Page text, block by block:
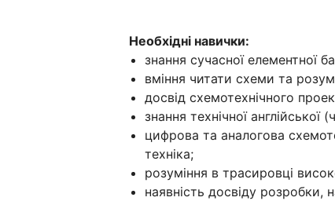
Необхідні навички:
знання сучасної елементної
вміння читати схеми та
досвід схемотехнічного
знання технічної англійської
цифрова та аналогова
техніка;
розуміння в трасировці
наявність досвіду розробки,